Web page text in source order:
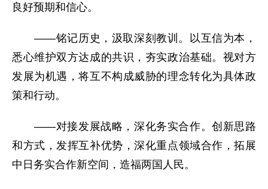
良好预期和信心。
——铭记历史，汲取深刻教训。以互信为本，
悉心维护双方达成的共识，夯实政治基础。视对方
发展为机遇，将互不构成威胁的理念转化为具体政
策和行动。
——对接发展战略，深化务实合作。创新思路
和方式，发挥互补优势，深化重点领域合作，拓展
中日务实合作新空间，造福两国人民。